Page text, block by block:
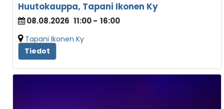
Huutokauppa, Tapani Ikonen Ky
08.08.2026 11:00- 16:00
Tapani Ikonen Ky
Tiedot